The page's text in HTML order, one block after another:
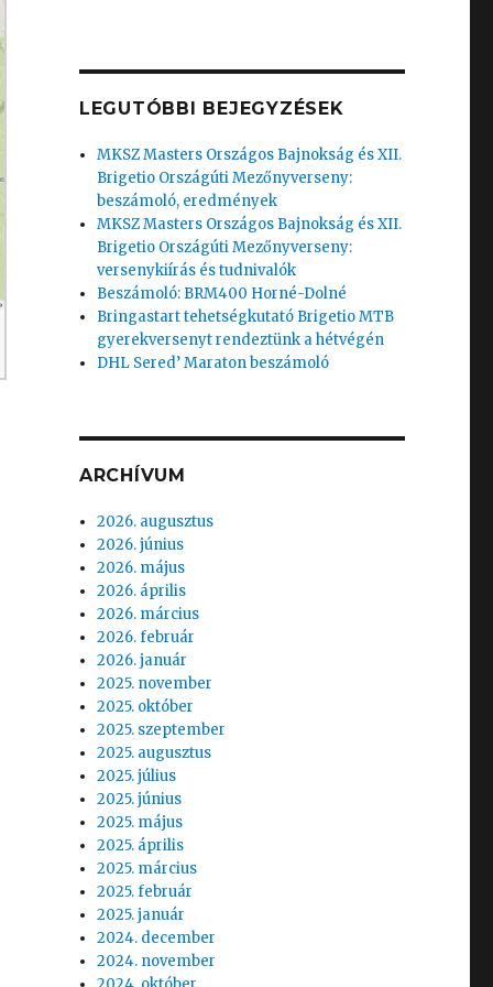
LEGUTÓBBI BEJEGYZÉSEK
MKSZ Masters Országos Bajnokság és XII.
Brigetio Országúti Mezőnyverseny:
beszámoló, eredmények
MKSZ Masters Országos Bajnokság és XII.
Brigetio Országúti Mezőnyverseny:
versenykiírás és tudnivalók
Beszámoló: BRM400 Horné-Dolné
Bringastart tehetségkutató Brigetio MTB
gyerekversenyt rendeztünk a hétvégén
DHL Sered’ Maraton beszámoló
ARCHÍVUM
2026. augusztus
2026. június
2026. május
2026. április
2026. március
2026. február
2026. január
2025. november
2025. október
2025. szeptember
2025. augusztus
2025. július
2025. június
2025. május
2025. április
2025. március
2025. február
2025. január
2024. december
2024. november